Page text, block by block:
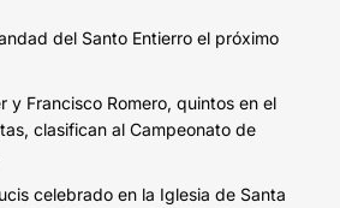
del Santo Entierro el próximo
y Francisco Romero, quintos en el
clasifican al Campeonato de
celebrado en la Iglesia de Santa